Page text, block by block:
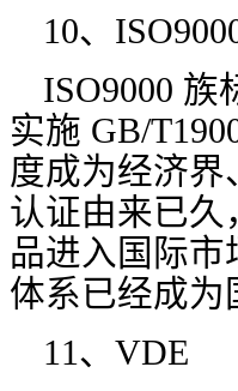
10、
ISO9000
实施 GB/
度成为经济
认证由来已久
品进入国际市
体系已经成为
11、VDE